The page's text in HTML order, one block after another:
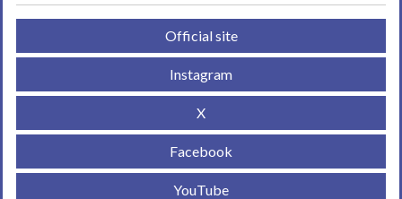
Official site
Instagram
X
Facebook
YouTube